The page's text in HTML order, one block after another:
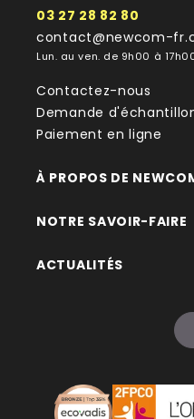
03 27 28 82 80
contact@newcom-
Lun. au ven. de 9h00 à
Contactez-nous
Demande
Paiement en ligne
À PROPOS DE
NOTRE SAVOIR-FAIRE
ACTUALITÉS